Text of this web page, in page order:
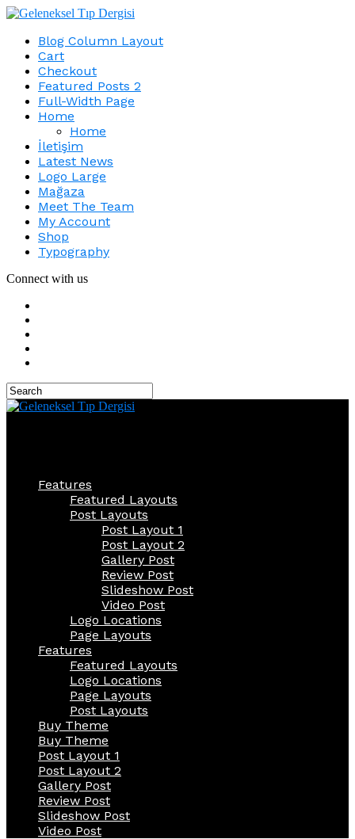
Blog Column Layout
Cart
Checkout
Featured Posts 2
Full-Width Page
Home
Home
İletişim
Latest News
Logo Large
Mağaza
Meet The Team
My Account
Shop
Typography
Connect with us
Features
Featured Layouts
Post Layouts
Post Layout 1
Post Layout 2
Gallery Post
Review Post
Slideshow Post
Video Post
Logo Locations
Page Layouts
Features
Featured Layouts
Logo Locations
Page Layouts
Post Layouts
Buy Theme
Buy Theme
Post Layout 1
Post Layout 2
Gallery Post
Review Post
Slideshow Post
Video Post